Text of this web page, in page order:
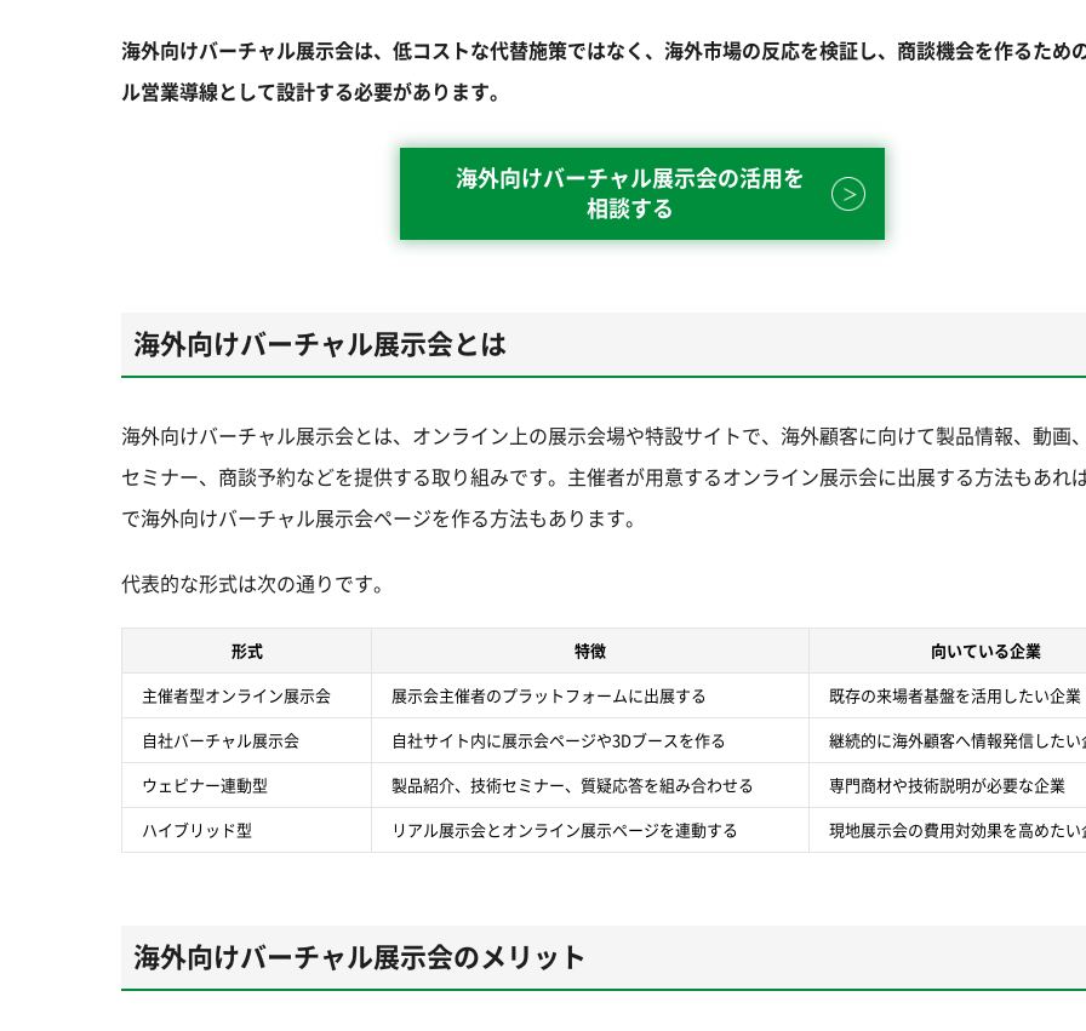
海外向けバーチャル展示会は、低コストな代替施策ではなく、海外市場の反応を検証し、商談機会を作るため
ル営業導線として設計する必要があります。
海外向けバーチャル展示会の活用を
相談する
海外向けバーチャル展示会とは
海外向けバーチャル展示会とは、オンライン上の展示会場や特設サイトで、海外顧客に向けて製品情報、動画
セミナー、商談予約などを提供する取り組みです。主催者が用意するオンライン展示会に出展する方法もあれ
で海外向けバーチャル展示会ページを作る方法もあります。
代表的な形式は次の通りです。
形式 特徴
向いている企業
主催者型オンライン展示会
展示会主催者のプラットフォームに出展する
既存の来場者基盤を活用したい企業
自社バーチャル展示会
自社サイト内に展示会ページや3Dブースを作る
継続的に海外顧客へ情報発信したい
ウェビナー連動型
製品紹介、技術セミナー、質疑応答を組み合わせる
専門商材や技術説明が必要な企業
ハイブリッド型
リアル展示会とオンライン展示ページを連動する 現地展示会の費用対効果を高めたい
海外向けバーチャル展示会のメリット